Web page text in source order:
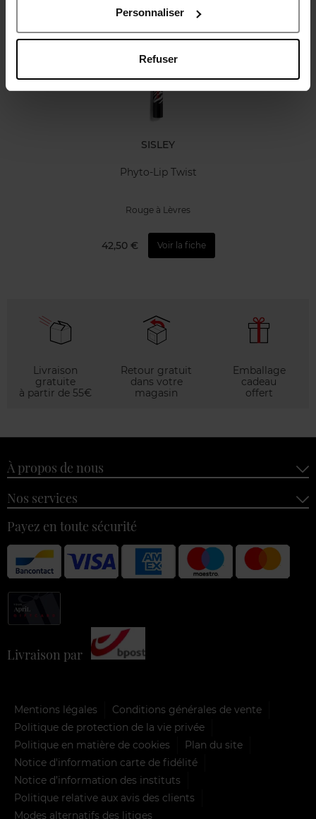
Personnaliser
Refuser
Vous aimerez peut-être
SISLEY
Phyto-Lip Twist
Rouge à Lèvres
42,50 € Voir la fiche
Livraison
gratuite
à partir de 55€
Retour gratuit
dans votre
magasin
Emballage
cadeau
offert
À propos de nous
Nos services
Payez en toute sécurité
Livraison par
Mentions légales
Conditions générales de vente
Politique de protection de la vie privée
Politique en matière de cookies
Plan du site
Notice d'information carte de fidélité
Notice d’information des instituts
Politique relative aux avis des clients
Modes alternatifs des litiges